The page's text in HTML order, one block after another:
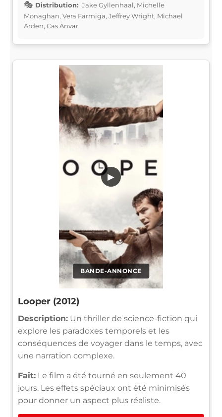
Distribution: Jake Gyllenhaal, Michelle
Monaghan, Vera Farmiga, Jeffrey Wright, Michael
Arden, Cas Anvar
BANDE-ANNONCE
▶
Looper (2012)
Description: Un thriller de science-fiction qui
explore les paradoxes temporels et les
conséquences de voyager dans le temps, avec
une narration complexe.
Fait: Le film a été tourné en seulement 40
jours. Les effets spéciaux ont été minimisés
pour donner un aspect plus réaliste.